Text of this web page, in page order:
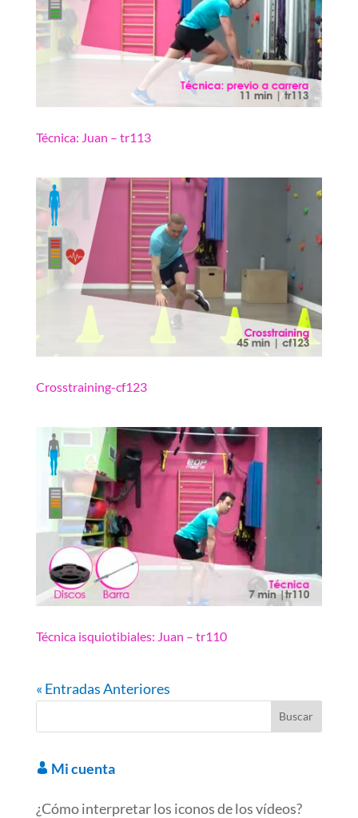
Técnica: Juan – tr113
Crosstraining-cf123
Técnica isquiotibiales: Juan – tr110
« Entradas Anteriores
Mi cuenta
¿Cómo interpretar los iconos de los vídeos?